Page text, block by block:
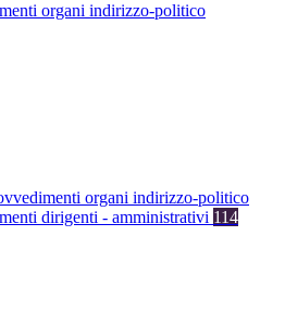
organi indirizzo-politico
organi indirizzo-politico
dirigenti - amministrativi 114